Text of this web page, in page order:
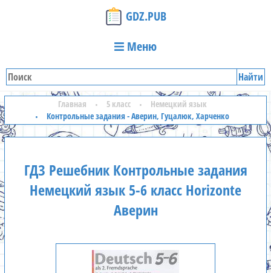
GDZ.PUB
Меню
Найти
Главная 5 класс
Немецкий язык
Контрольные задания - Аверин, Гуцалюк, Харченко
ГДЗ Решебник Контрольные задания
Немецкий язык 5-6 класс Horizonte
Аверин